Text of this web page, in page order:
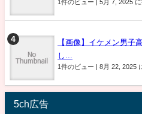
1件のビュー | 5月 7, 2025
【画像】イケメン男子
し...
1件のビュー | 8月 22, 2025
5ch広告